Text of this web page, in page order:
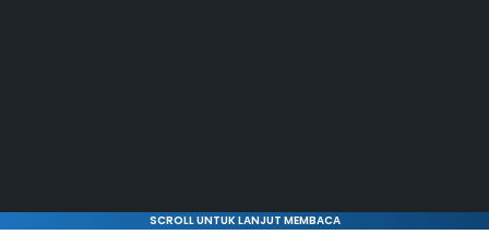
SCROLL UNTUK LANJUT MEMBACA